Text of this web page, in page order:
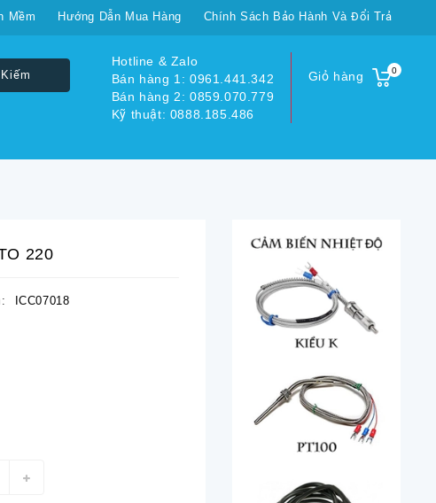
Mềm Hướng Dẫn Mua Hàng Chính Sách Bảo Hành Và Đổi Trả
Giỏ hàng 0
Hotline & Zalo
Bán hàng 1: 0961.441.342
Bán hàng 2: 0859.070.779
Kỹ thuật: 0888.185.486
220
ICC07018